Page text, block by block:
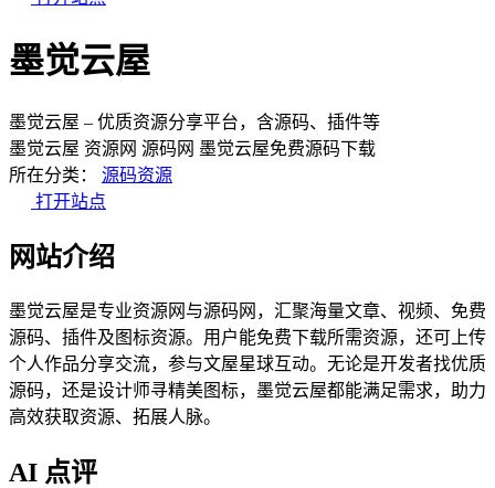
墨觉云屋
墨觉云屋 – 优质资源分享平台，含源码、插件等
墨觉云屋 资源网 源码网 墨觉云屋免费源码下载
所在分类：
源码资源
打开站点
网站介绍
墨觉云屋是专业资源网与源码网，汇聚海量文章、视频、免费
源码、插件及图标资源。用户能免费下载所需资源，还可上传
个人作品分享交流，参与文屋星球互动。无论是开发者找优质
源码，还是设计师寻精美图标，墨觉云屋都能满足需求，助力
高效获取资源、拓展人脉。
AI 点评